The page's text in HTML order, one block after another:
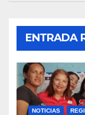
ENTRADA
NOTICIAS